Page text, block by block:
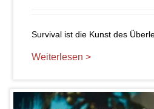
Survival ist die Kunst des
Weiterlesen >